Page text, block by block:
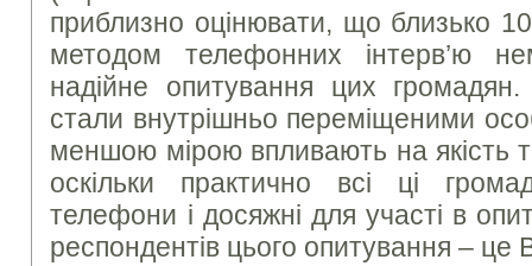
приблизно оцінювати, що близько
методом телефонних інтерв’ю
надійне опитування цих
стали внутрішньо переміщеними
меншою мірою впливають на якість
оскільки практично всі ці
телефони і досяжні для участі в
респондентів цього опитування –